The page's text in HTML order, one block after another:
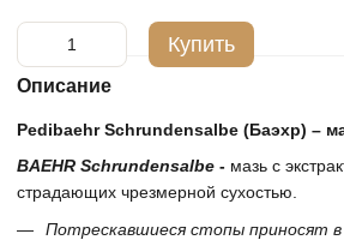
Купить
Описание
Pedibaehr Schrundensalbe (Баэхр) –
BAEHR Schrundensalbe - мазь с
страдающих чрезмерной сухостью.
Потрескавшиеся стопы приносят